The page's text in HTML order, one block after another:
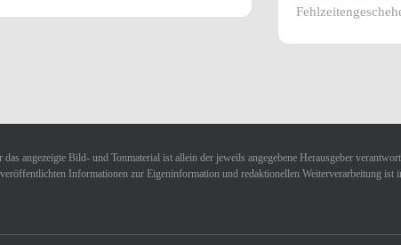
angezeigte Bild- und Tonmaterial ist allein der jeweils angegebene Herausgeber
Informationen zur Eigeninformation und redaktionellen Weiterverarbeitung ist